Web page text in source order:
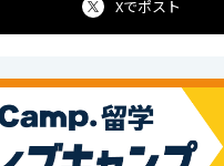
Xでポスト